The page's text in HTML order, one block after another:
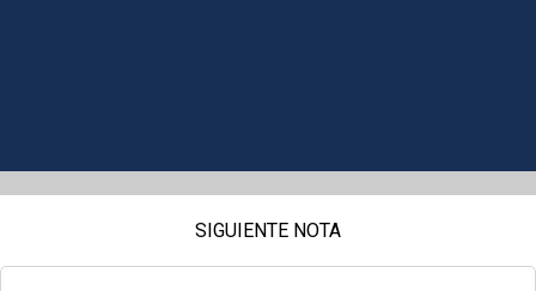
SIGUIENTE NOTA